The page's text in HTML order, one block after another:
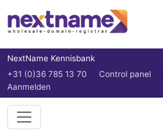
NextName Kennisbank
+31 (0)36 785 13 70
Control panel
Aanmelden